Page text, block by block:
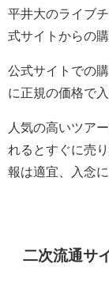
平井大のライブ
式サイトからの購
公式サイトでの
に正規の価格で
人気の高いツア
れるとすぐに売
報は適宜、入念
二次流通サ